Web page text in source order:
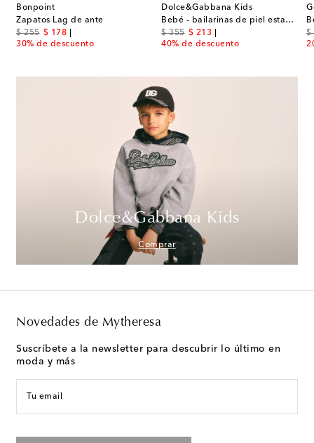
Bonpoint
Zapatos Lag de ante
$ 255
original price
$ 178
discount price
30% de descuento
Dolce&Gabbana Kids
Bebé - bailarinas de piel estampadas
$ 355
original price
$ 213
discount price
40% de descuento
$
Dolce&Gabbana Kids
Comprar
Novedades de Mytheresa
Suscríbete a la newsletter para descubrir lo último en
moda y más
Tu email